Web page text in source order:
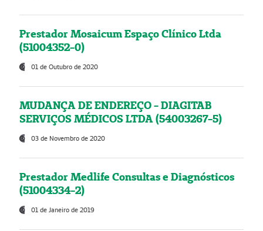
Prestador Mosaicum Espaço Clínico Ltda
(51004352-0)
01 de Outubro de 2020
MUDANÇA DE ENDEREÇO - DIAGITAB
SERVIÇOS MÉDICOS LTDA (54003267-5)
03 de Novembro de 2020
Prestador Medlife Consultas e Diagnósticos
(51004334-2)
01 de Janeiro de 2019